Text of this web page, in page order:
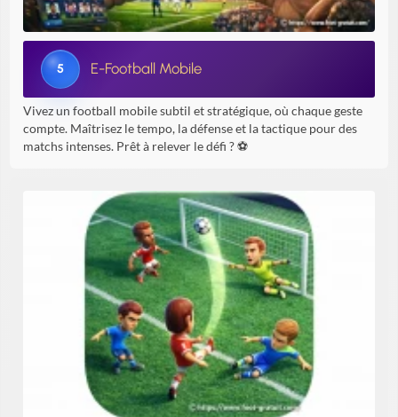
5 E-Football Mobile
Vivez un football mobile subtil et stratégique, où chaque geste
compte. Maîtrisez le tempo, la défense et la tactique pour des
matchs intenses. Prêt à relever le défi ? ⚽️